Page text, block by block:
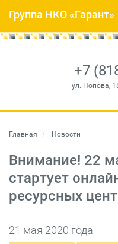
+7
ул. Попова,
Группа НКО «Гарант»
Главная Новости
Внимание! 22
стартует
ресурсных
21 мая 2020 года